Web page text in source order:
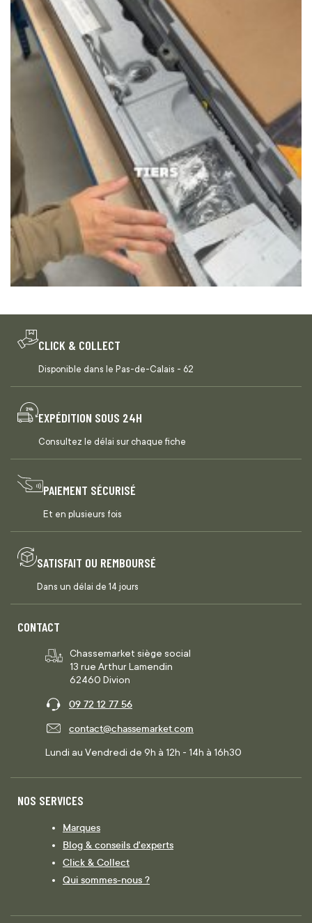
CLICK & COLLECT
Disponible dans le Pas-de-Calais - 62
EXPÉDITION SOUS 24H
Consultez le délai sur chaque fiche
PAIEMENT SÉCURISÉ
Et en plusieurs fois
SATISFAIT OU REMBOURSÉ
Dans un délai de 14 jours
CONTACT
Chassemarket siège social
13 rue Arthur Lamendin
62460 Divion
09 72 12 77 56
contact@chassemarket.com
Lundi au Vendredi de 9h à 12h - 14h à 16h30
NOS SERVICES
Marques
Blog & conseils d'experts
Click & Collect
Qui sommes-nous ?